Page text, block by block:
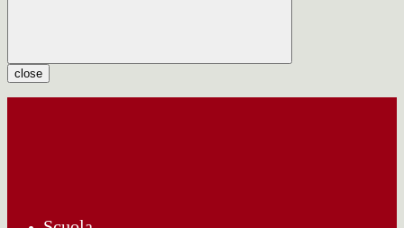
close